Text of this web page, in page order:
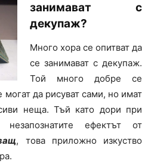
занимават с
декупаж?
Много хора се опитват да
се занимават с декупаж.
Той много добре се
могат да рисуват сами, но имат
неща. Тъй като дори при
ефектът от
, това приложно изкуство